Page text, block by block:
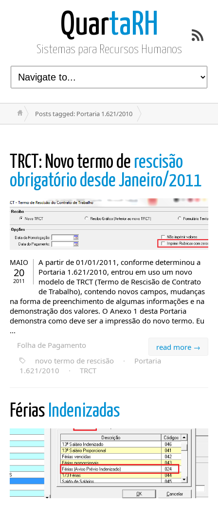
QuartaRH
Sistemas para Recursos Humanos
Posts tagged: Portaria 1.621/2010
TRCT: Novo termo de rescisão
obrigatório desde Janeiro/2011
MAIO
20
2011
A partir de 01/01/2011, conforme determinou a
Portaria 1.621/2010, entrou em uso um novo
modelo de TRCT (Termo de Rescisão de Contrato
de Trabalho), contendo novos campos, mudanças
na forma de preenchimento de algumas informações e na
demonstração dos valores. O Anexo 1 desta Portaria
demonstra como deve ser a impressão do novo termo. Eu
...
read more →
Folha de Pagamento
novo termo de rescisão
·
Portaria
1.621/2010
· TRCT
Férias Indenizadas